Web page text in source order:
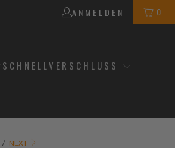
ANMELDEN 0
SCHNELLVERSCHLUSS
/ NEXT